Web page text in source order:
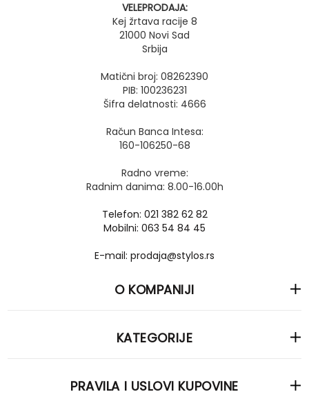
VELEPRODAJA:
Kej žrtava racije 8
21000 Novi Sad
Srbija
Matični broj: 08262390
PIB: 100236231
Šifra delatnosti: 4666
Račun Banca Intesa:
160-106250-68
Radno vreme:
Radnim danima: 8.00-16.00h
Telefon: 021 382 62 82
Mobilni: 063 54 84 45
E-mail: prodaja@stylos.rs
O KOMPANIJI
KATEGORIJE
PRAVILA I USLOVI KUPOVINE